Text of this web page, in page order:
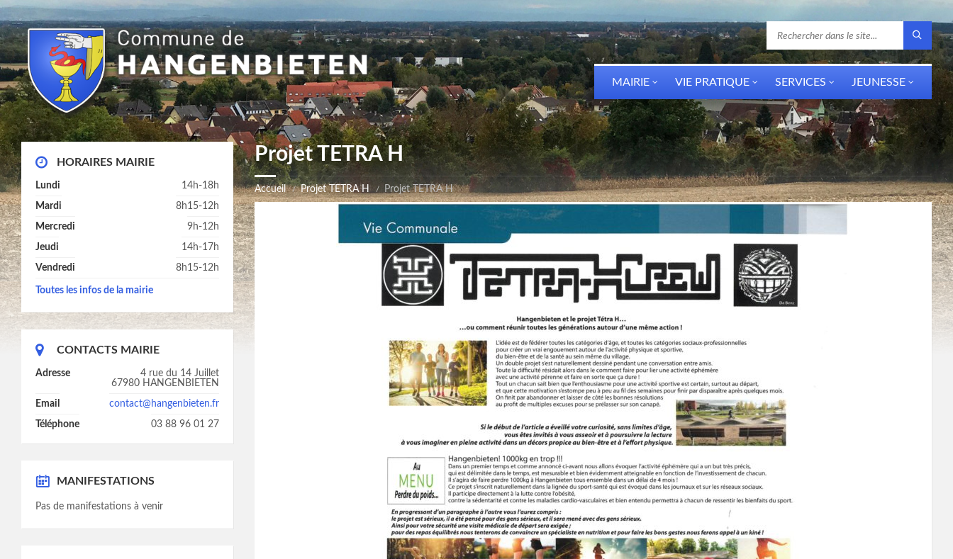
MAIRIE VIE PRATIQUE SERVICES JEUNESSE
Projet TETRA H
Accueil Projet TETRA H Projet TETRA H
HORAIRES MAIRIE
Lundi 14h-18h
Mardi 8h15-12h
Mercredi 9h-12h
Jeudi 14h-17h
Vendredi 8h15-12h
Toutes les infos de la mairie
CONTACTS MAIRIE
Adresse
4 rue du 14 Juillet
67980 HANGENBIETEN
Email contact@hangenbieten.fr
Téléphone 03 88 96 01 27
MANIFESTATIONS
Pas de manifestations à venir